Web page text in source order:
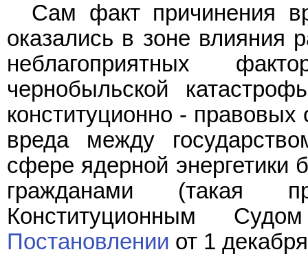
Сам факт причинения
оказались в зоне влияния
неблагоприятных
чернобыльской
конституционно -
вреда между
сфере ядерной энергетики
гражданами (такая
Конституционным
Постановлении от 1